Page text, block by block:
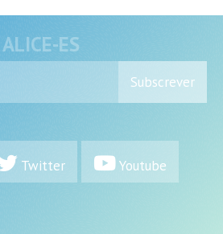
ES
Subscrever
Twitter Youtube